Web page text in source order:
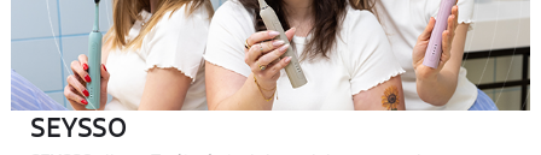
SEYSSO